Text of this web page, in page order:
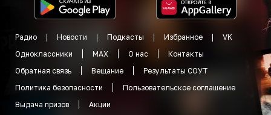
Радио Новости Подкасты Избранное
VK
Одноклассники
MAX О нас
Контакты
Обратная связь
Вещание
Результаты СОУТ
Политика безопасности
Пользовательское соглашение
Выдача призов
Акции